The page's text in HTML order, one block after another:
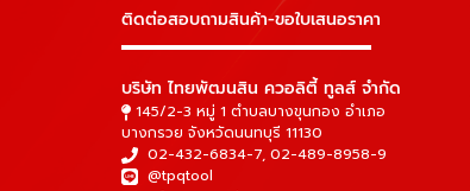
ติดต่อสอบถามสินค้า-ขอใบเสนอราคา
▬▬▬▬▬▬▬▬▬▬▬▬▬▬▬
บริษัท ไทยพัฒนสิน ควอลิตี้ ทูลส์ จำกัด
145/2-3 หมู่ 1 ตำบลบางขุนกอง อำเภอ
บางกรวย จังหวัดนนทบุรี 11130
02-432-6834-7, 02-489-8958-9
@tpqtool